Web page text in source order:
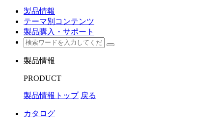
製品情報
テーマ別コンテンツ
製品購入・サポート
製品情報
PRODUCT
製品情報トップ 戻る
カタログ